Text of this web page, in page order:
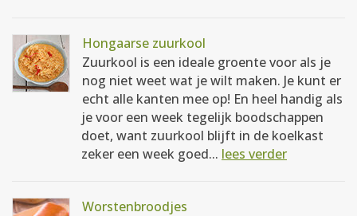
Hongaarse zuurkool
Zuurkool is een ideale groente voor als je
nog niet weet wat je wilt maken. Je kunt er
echt alle kanten mee op! En heel handig als
je voor een week tegelijk boodschappen
doet, want zuurkool blijft in de koelkast
zeker een week goed... lees verder
Worstenbroodjes